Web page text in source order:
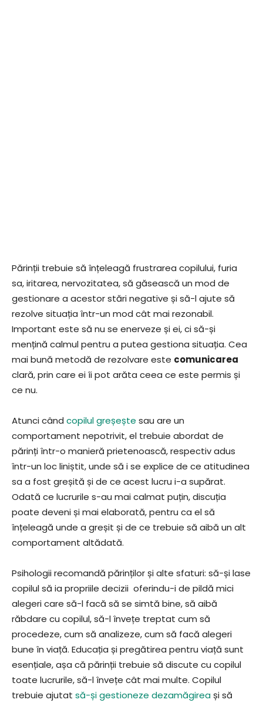
Părinții trebuie să înțeleagă frustrarea copilului, furia
sa, iritarea, nervozitatea, să găsească un mod de
gestionare a acestor stări negative și să-l ajute să
rezolve situația într-un mod cât mai rezonabil.
Important este să nu se enerveze și ei, ci să-și
mențină calmul pentru a putea gestiona situația. Cea
mai bună metodă de rezolvare este comunicarea
clară, prin care ei îi pot arăta ceea ce este permis și
ce nu.
Atunci când copilul greșește sau are un
comportament nepotrivit, el trebuie abordat de
părinți într-o manieră prietenoască, respectiv adus
într-un loc liniștit, unde să i se explice de ce atitudinea
sa a fost greșită și de ce acest lucru i-a supărat.
Odată ce lucrurile s-au mai calmat puțin, discuția
poate deveni și mai elaborată, pentru ca el să
înțeleagă unde a greșit și de ce trebuie să aibă un alt
comportament altădată.
Psihologii recomandă părinților și alte sfaturi: să-și lase
copilul să ia propriile decizii oferindu-i de pildă mici
alegeri care să-l facă să se simtă bine, să aibă
răbdare cu copilul, să-l învețe treptat cum să
procedeze, cum să analizeze, cum să facă alegeri
bune în viață. Educația și pregătirea pentru viață sunt
esențiale, așa că părinții trebuie să discute cu copilul
toate lucrurile, să-l învețe cât mai multe. Copilul
trebuie ajutat să-și gestioneze dezamăgireași să